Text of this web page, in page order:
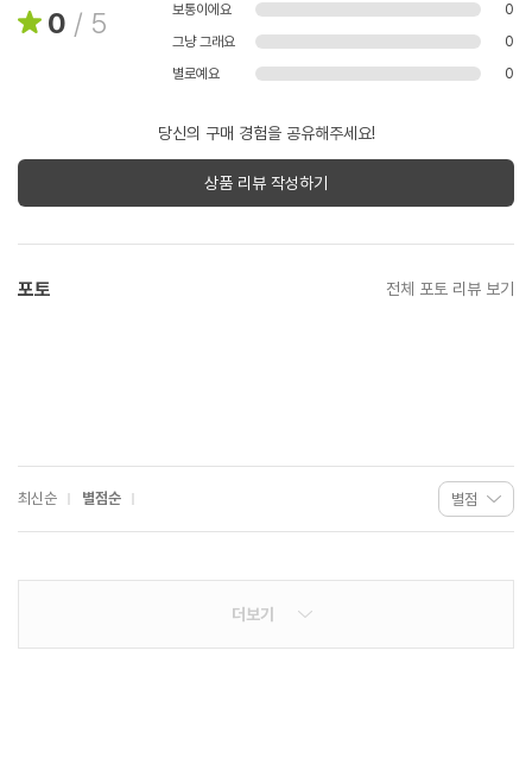
0 / 5
보통이에요
0
그냥 그래요
0
별로예요
0
당신의 구매 경험을 공유해주세요!
상품 리뷰 작성하기
포토 전체 포토 리뷰 보기
최신순 별점순
더보기